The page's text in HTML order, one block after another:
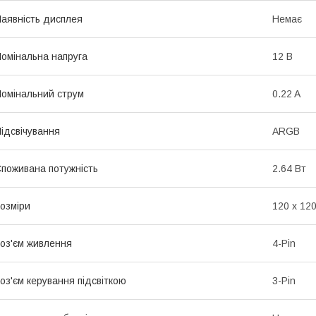
дисплея Немає
напруга 12 В
струм 0.22 A
ARGB
потужність 2.64 Вт
120 х
живлення 4-Pin
керування підсвіткою 3-Pin